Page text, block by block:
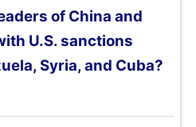
of China and
U.S. sanctions
Syria, and Cuba?